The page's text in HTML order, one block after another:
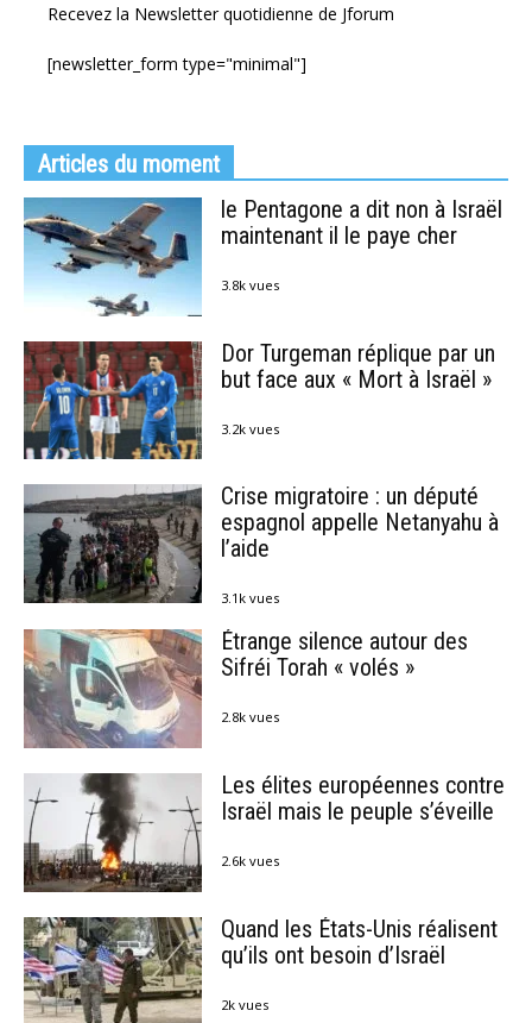
Recevez la Newsletter quotidienne de Jforum
[newsletter_form type="minimal"]
Articles du moment
le Pentagone a dit non à Israël
maintenant il le paye cher
3.8k vues
Dor Turgeman réplique par un
but face aux « Mort à Israël »
3.2k vues
Crise migratoire : un député
espagnol appelle Netanyahu à
l’aide
3.1k vues
Étrange silence autour des
Sifréi Torah « volés »
2.8k vues
Les élites européennes contre
Israël mais le peuple s’éveille
2.6k vues
Quand les États-Unis réalisent
qu’ils ont besoin d’Israël
2k vues